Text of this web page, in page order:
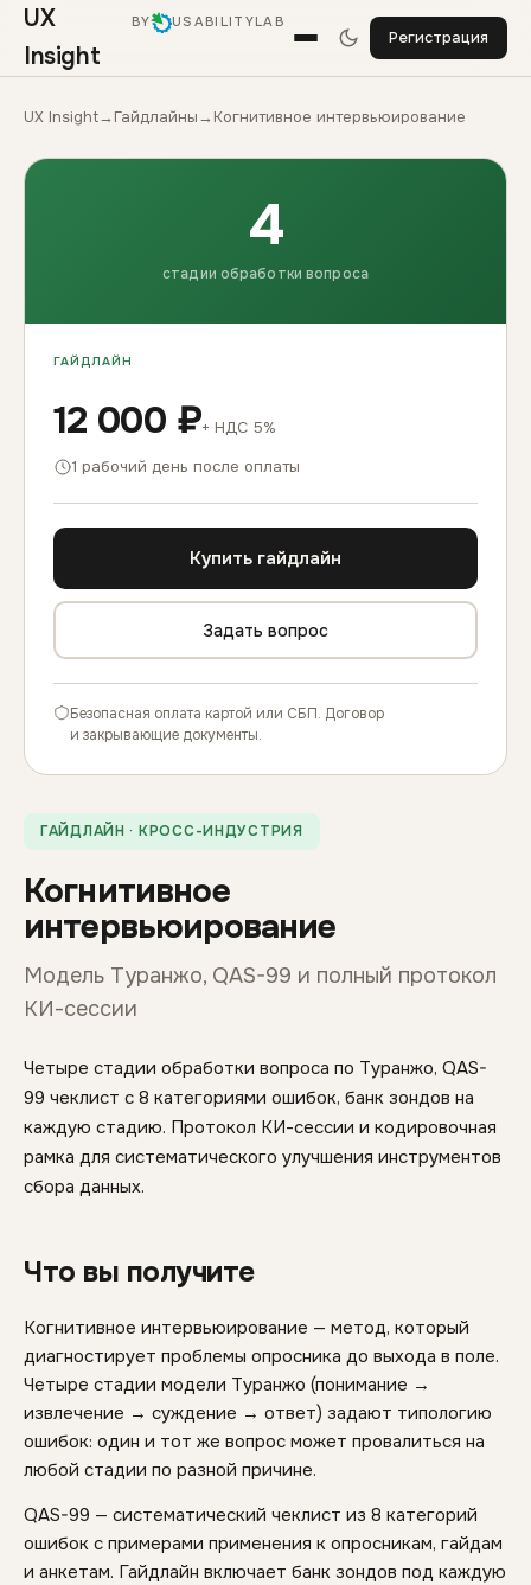
UX
Insight
BY USABILITYLAB
Регистрация
UX Insight→Гайдлайны→Когнитивное интервьюирование
ГАЙДЛАЙН · КРОСС-ИНДУСТРИЯ
Когнитивное
интервьюирование
Модель Туранжо, QAS-99 и полный протокол
КИ-сессии
Четыре стадии обработки вопроса по Туранжо, QAS-
99 чеклист с 8 категориями ошибок, банк зондов на
каждую стадию. Протокол КИ-сессии и кодировочная
рамка для систематического улучшения инструментов
сбора данных.
Что вы получите
Когнитивное интервьюирование — метод, который
диагностирует проблемы опросника до выхода в поле.
Четыре стадии модели Туранжо (понимание →
извлечение → суждение → ответ) задают типологию
ошибок: один и тот же вопрос может провалиться на
любой стадии по разной причине.
QAS-99 — систематический чеклист из 8 категорий
ошибок с примерами применения к опросникам, гайдам
и анкетам. Гайдлайн включает банк зондов под каждую
4
стадии обработки вопроса
ГАЙДЛАЙН
12 000 ₽+ НДС 5%
1 рабочий день после оплаты
Купить гайдлайн
Задать вопрос
Безопасная оплата картой или СБП. Договор
и закрывающие документы.